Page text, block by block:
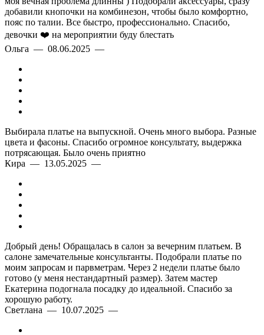
добавили кнопочки на комбинезон, чтобы было комфортно,
пояс по талии. Все быстро, профессионально. Спасибо,
девочки ❤️ на мероприятии буду блестать
Ольга — 08.06.2025 —
Выбирала платье на выпускной. Очень много выбора. Разные
цвета и фасоны. Спасибо огромное консультату, выдержка
потрясающая. Было очень приятно
Кира — 13.05.2025 —
Добрый день! Обращалась в салон за вечерним платьем. В
салоне замечательные консультанты. Подобрали платье по
моим запросам и парвметрам. Через 2 недели платье было
готово (у меня нестандартный размер). Затем мастер
Екатерина подогнала посадку до идеальной. Спасибо за
хорошую работу.
Светлана — 10.07.2025 —